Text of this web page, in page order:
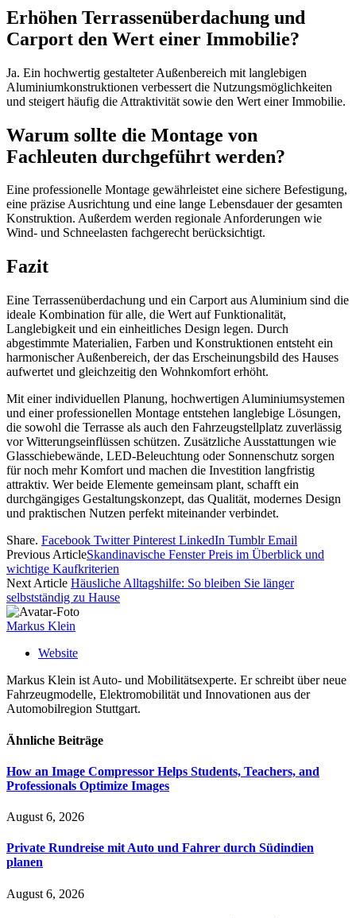
Erhöhen Terrassenüberdachung und
Carport den Wert einer Immobilie?
Ja. Ein hochwertig gestalteter Außenbereich mit langlebigen
Aluminiumkonstruktionen verbessert die Nutzungsmöglichkeiten
und steigert häufig die Attraktivität sowie den Wert einer Immobilie.
Warum sollte die Montage von
Fachleuten durchgeführt werden?
Eine professionelle Montage gewährleistet eine sichere Befestigung,
eine präzise Ausrichtung und eine lange Lebensdauer der gesamten
Konstruktion. Außerdem werden regionale Anforderungen wie
Wind- und Schneelasten fachgerecht berücksichtigt.
Fazit
Eine Terrassenüberdachung und ein Carport aus Aluminium sind die
ideale Kombination für alle, die Wert auf Funktionalität,
Langlebigkeit und ein einheitliches Design legen. Durch
abgestimmte Materialien, Farben und Konstruktionen entsteht ein
harmonischer Außenbereich, der das Erscheinungsbild des Hauses
aufwertet und gleichzeitig den Wohnkomfort erhöht.
Mit einer individuellen Planung, hochwertigen Aluminiumsystemen
und einer professionellen Montage entstehen langlebige Lösungen,
die sowohl die Terrasse als auch den Fahrzeugstellplatz zuverlässig
vor Witterungseinflüssen schützen. Zusätzliche Ausstattungen wie
Glasschiebewände, LED-Beleuchtung oder Sonnenschutz sorgen
für noch mehr Komfort und machen die Investition langfristig
attraktiv. Wer beide Elemente gemeinsam plant, schafft ein
durchgängiges Gestaltungskonzept, das Qualität, modernes Design
und praktischen Nutzen perfekt miteinander verbindet.
Share. Facebook Twitter Pinterest LinkedIn Tumblr Email
Previous ArticleSkandinavische Fenster Preis im Überblick und
wichtige Kaufkriterien
Next Article Häusliche Alltagshilfe: So bleiben Sie länger
selbstständig zu Hause
Markus Klein
Website
Markus Klein ist Auto- und Mobilitätsexperte. Er schreibt über neue
Fahrzeugmodelle, Elektromobilität und Innovationen aus der
Automobilregion Stuttgart.
Ähnliche Beiträge
How an Image Compressor Helps Students, Teachers, and
Professionals Optimize Images
August 6, 2026
Private Rundreise mit Auto und Fahrer durch Südindien
planen
August 6, 2026